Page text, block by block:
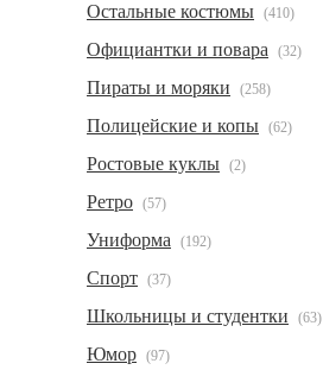
Остальные костюмы (410)
Официантки и повара (32)
Пираты и моряки (258)
Полицейские и копы (62)
Ростовые куклы (2)
Ретро (57)
Униформа (192)
Спорт (37)
Школьницы и студентки (63)
Юмор (97)